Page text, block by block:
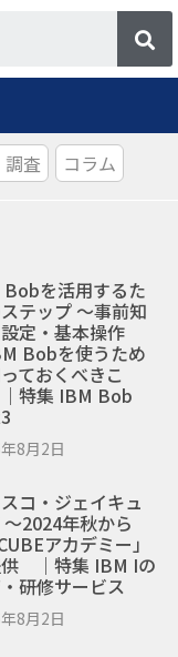
査 コラム
を活用するた
テップ ～事前知
定・基本操作
Bobを使うため
ておくべきこ
特集 IBM Bob
8月2日
コ・ジェイキュ
～2024年秋から
アカデミー」
供 ｜特集 IBM Iの
研修サービス
8月2日